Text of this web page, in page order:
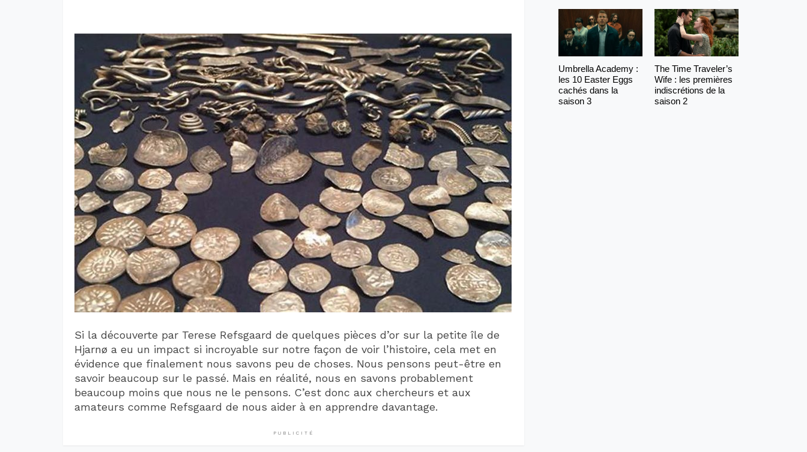
Si la découverte par Terese Refsgaard de quelques pièces d’or sur la petite île de
Hjarnø a eu un impact si incroyable sur notre façon de voir l’histoire, cela met en
évidence que finalement nous savons peu de choses. Nous pensons peut-être en
savoir beaucoup sur le passé. Mais en réalité, nous en savons probablement
beaucoup moins que nous ne le pensons. C’est donc aux chercheurs et aux
amateurs comme Refsgaard de nous aider à en apprendre davantage.
PUBLICITÉ
Umbrella Academy :
les 10 Easter Eggs
cachés dans la
saison 3
The Time Traveler’s
Wife : les premières
indiscrétions de la
saison 2